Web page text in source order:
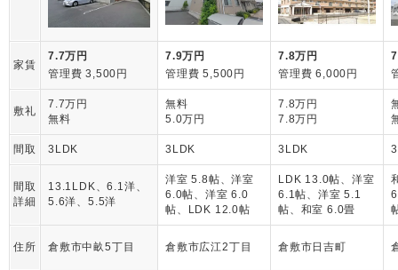
家賃
7.7万円
管理費 3,500円
7.9万円
管理費 5,500円
7.8万円
管理費 6,000円
敷礼
7.7万円
無料
無料
5.0万円
7.8万円
7.8万円
間取 3LDK 3LDK 3LDK
間取
詳細
13.1LDK、6.1洋、
5.6洋、5.5洋
洋室 5.8帖、洋室
6.0帖、洋室 6.0
帖、LDK 12.0帖
LDK 13.0帖、洋室
6.1帖、洋室 5.1
帖、和室 6.0畳
住所 倉敷市中畝5丁目 倉敷市広江2丁目 倉敷市日吉町